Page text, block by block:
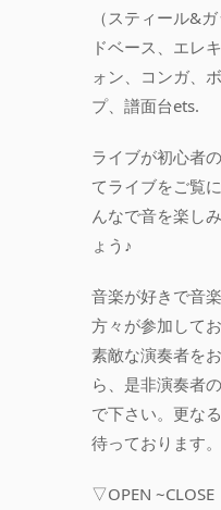
（スティール&
ドベース、エレ
ォン、コンガ、
プ、譜面台ets.
ライブが初心者
てライブをご覧
んなで音を楽し
ょう♪
音楽が好きで音
方々が参加してお
素敵な演奏者を
ら、是非演奏者
で下さい。更な
待っております。
▽OPEN ~CLOSE